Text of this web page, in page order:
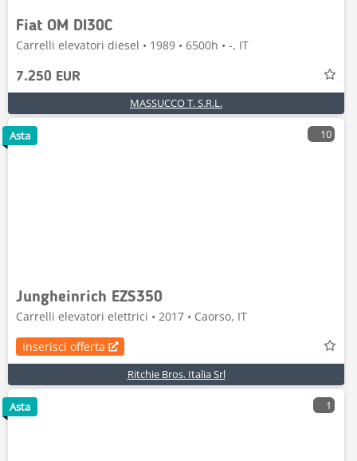
Fiat OM DI30C
Carrelli elevatori diesel • 1989 • 6500h • -, IT
7.250 EUR
MASSUCCO T. S.R.L.
10
Jungheinrich EZS350
Carrelli elevatori elettrici • 2017 • Caorso, IT
Inserisci offerta
Ritchie Bros. Italia Srl
Asta
1
Asta